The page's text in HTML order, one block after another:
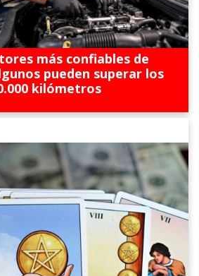
más confiables de
pueden superar los
kilómetros